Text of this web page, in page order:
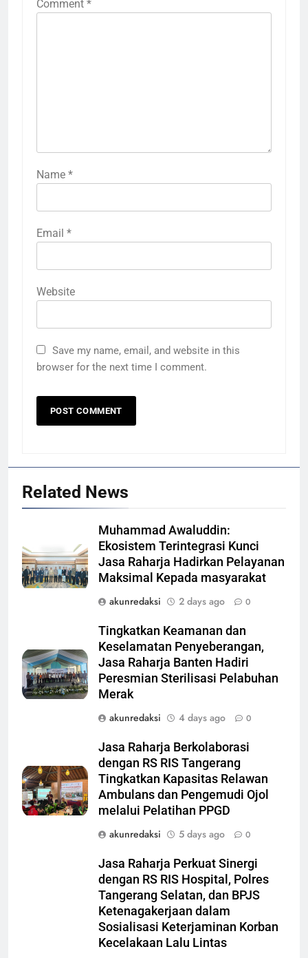
Comment *
Name *
Email *
Website
Save my name, email, and website in this
browser for the next time I comment.
Related News
Muhammad Awaluddin:
Ekosistem Terintegrasi Kunci
Jasa Raharja Hadirkan Pelayanan
Maksimal Kepada masyarakat
akunredaksi
2 days ago 0
Tingkatkan Keamanan dan
Keselamatan Penyeberangan,
Jasa Raharja Banten Hadiri
Peresmian Sterilisasi Pelabuhan
Merak
akunredaksi
4 days ago 0
Jasa Raharja Berkolaborasi
dengan RS RIS Tangerang
Tingkatkan Kapasitas Relawan
Ambulans dan Pengemudi Ojol
melalui Pelatihan PPGD
akunredaksi
5 days ago 0
Jasa Raharja Perkuat Sinergi
dengan RS RIS Hospital, Polres
Tangerang Selatan, dan BPJS
Ketenagakerjaan dalam
Sosialisasi Keterjaminan Korban
Kecelakaan Lalu Lintas